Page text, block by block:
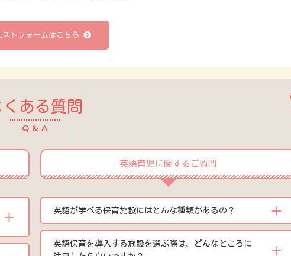
ストフォームはこちら
くある質問
Q & A
英語育児に関するご質問
英語が学べる保育施設にはどんな種類があるの？
英語保育を導入する施設を選ぶ際は、どんなところに